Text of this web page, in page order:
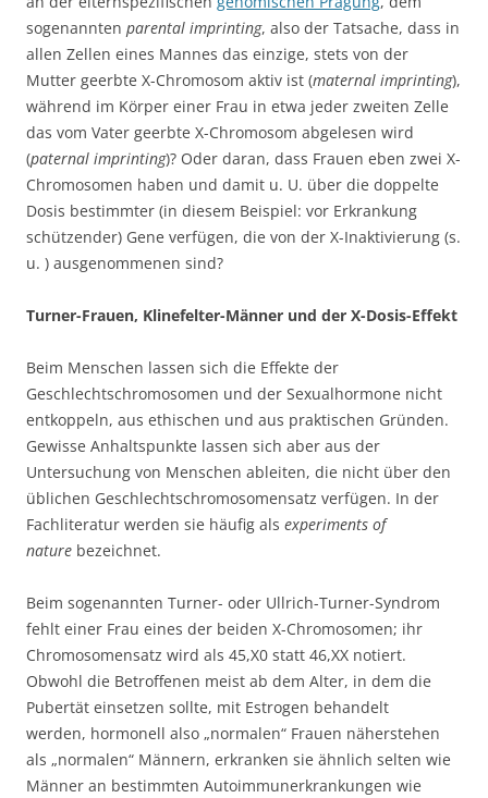
sogenannten parental imprinting, also der Tatsache, dass in
allen Zellen eines Mannes das einzige, stets von der
Mutter geerbte X-Chromosom aktiv ist (maternal imprinting),
während im Körper einer Frau in etwa jeder zweiten Zelle
das vom Vater geerbte X-Chromosom abgelesen wird
(paternal imprinting)? Oder daran, dass Frauen eben zwei X-
Chromosomen haben und damit u. U. über die doppelte
Dosis bestimmter (in diesem Beispiel: vor Erkrankung
schützender) Gene verfügen, die von der X-Inaktivierung (s.
u. ) ausgenommenen sind?
Turner-Frauen, Klinefelter-Männer und der X-Dosis-Effekt
Beim Menschen lassen sich die Effekte der
Geschlechtschromosomen und der Sexualhormone nicht
entkoppeln, aus ethischen und aus praktischen Gründen.
Gewisse Anhaltspunkte lassen sich aber aus der
Untersuchung von Menschen ableiten, die nicht über den
üblichen Geschlechtschromosomensatz verfügen. In der
Fachliteratur werden sie häufig als experiments of
nature bezeichnet.
Beim sogenannten Turner- oder Ullrich-Turner-Syndrom
fehlt einer Frau eines der beiden X-Chromosomen; ihr
Chromosomensatz wird als 45,X0 statt 46,XX notiert.
Obwohl die Betroffenen meist ab dem Alter, in dem die
Pubertät einsetzen sollte, mit Estrogen behandelt
werden, hormonell also „normalen“ Frauen näherstehen
als „normalen“ Männern, erkranken sie ähnlich selten wie
Männer an bestimmten Autoimmunerkrankungen wie